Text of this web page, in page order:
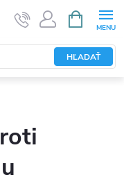
HĽADAŤ
KOŠÍK